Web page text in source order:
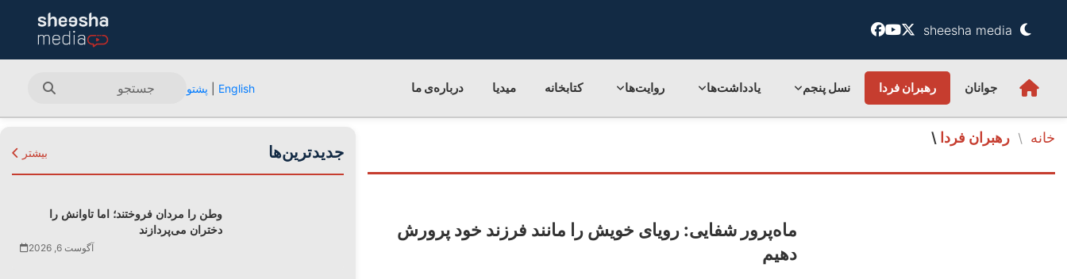
sheesha media
جوانان رهبران فردا نسل پنجم یادداشت‌ها روایت‌ها کتابخانه میدیا درباره‌ی‌ ما English پشتو
خانه / رهبران فردا \
ماه‌پرور شفایی: رویای خویش را مانند فرزند خود پرورش
دهیم
جدیدترین‌ها بیشتر
وطن را مردان فروختند؛ اما تاوانش را
دختران می‌پردازند
آگوست 6, 2026